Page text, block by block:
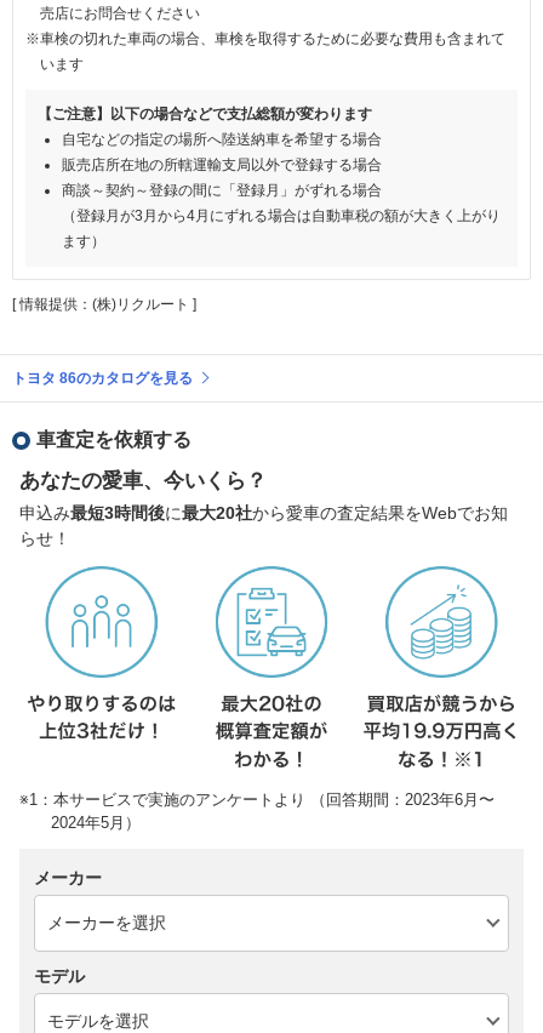
売店にお問合せください
※車検の切れた車両の場合、車検を取得するために必要な費用も含まれて
います
【ご注意】以下の場合などで支払総額が変わります
自宅などの指定の場所へ陸送納車を希望する場合
販売店所在地の所轄運輸支局以外で登録する場合
商談～契約～登録の間に「登録月」がずれる場合
（登録月が3月から4月にずれる場合は自動車税の額が大きく上がり
ます）
[ 情報提供：(株)リクルート ]
トヨタ 86のカタログを見る
車査定を依頼する
あなたの愛車、今いくら？
申込み最短3時間後に最大20社から愛車の査定結果をWebでお知
らせ！
※1：本サービスで実施のアンケートより （回答期間：2023年6月〜
2024年5月）
メーカー
モデル